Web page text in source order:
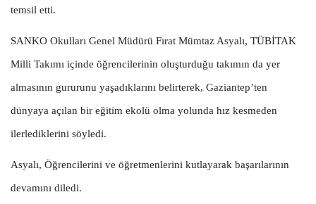
temsil etti.
SANKO Okulları Genel Müdürü Fırat Mümtaz Asyalı, TÜBİTAK
Milli Takımı içinde öğrencilerinin oluşturduğu takımın da yer
almasının gururunu yaşadıklarını belirterek, Gaziantep’ten
dünyaya açılan bir eğitim ekolü olma yolunda hız kesmeden
ilerlediklerini söyledi.
Asyalı, Öğrencilerini ve öğretmenlerini kutlayarak başarılarının
devamını diledi.